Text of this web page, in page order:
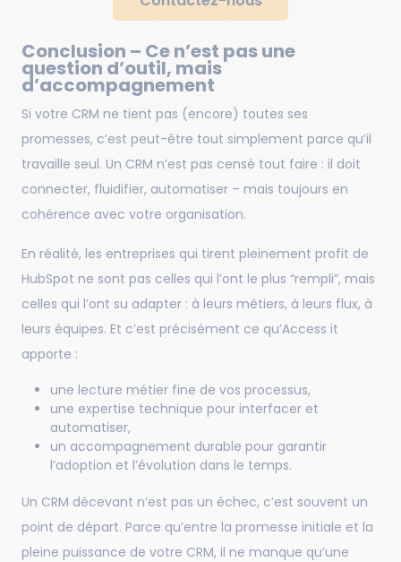
Conclusion – Ce n’est pas une
question d’outil, mais
d’accompagnement
Si votre CRM ne tient pas (encore) toutes ses
promesses, c’est peut-être tout simplement parce qu’il
travaille seul. Un CRM n’est pas censé tout faire : il doit
connecter, fluidifier, automatiser – mais toujours en
cohérence avec votre organisation.
En réalité, les entreprises qui tirent pleinement profit de
HubSpot ne sont pas celles qui l’ont le plus “rempli”, mais
celles qui l’ont su adapter : à leurs métiers, à leurs flux, à
leurs équipes. Et c’est précisément ce qu’Access it
apporte :
une lecture métier fine de vos processus,
une expertise technique pour interfacer et
automatiser,
un accompagnement durable pour garantir
l’adoption et l’évolution dans le temps.
Un CRM décevant n’est pas un échec, c’est souvent un
point de départ. Parce qu’entre la promesse initiale et la
pleine puissance de votre CRM, il ne manque qu’une